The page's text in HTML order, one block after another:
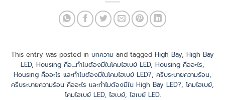
This entry was posted in บทความ and tagged High Bay, High Bay
LED, Housing คือ....ทำไมต้องมีในโคมไฮเบย์ LED, Housing คืออะไร,
Housing คืออะไร และทำไมต้องมีในโคมไฮเบย์ LED?, ครีบระบายความร้อน,
ครีบระบายความร้อน คืออะไร และทำไมต้องมีใน High Bay LED?, โคมไฮเบย์,
โคมไฮเบย์ LED, ไฮเบย์, ไฮเบย์ LED.